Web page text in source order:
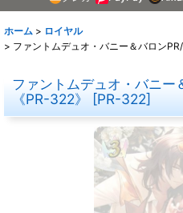
ホーム > ロイヤル
> ファントムデュオ・バニー＆バロン
ファントムデュオ・バニー
《PR-322》
[PR-322]